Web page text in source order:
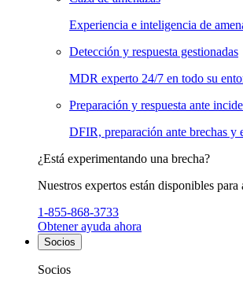
Experiencia e inteligencia de
Detección y respuesta gestionadas
MDR experto 24/7 en todo su
Preparación y respuesta ante
DFIR, preparación ante brechas y
¿Está experimentando una brecha?
Nuestros expertos están disponibles para
1-855-868-3733
Obtener ayuda ahora
Socios
Socios